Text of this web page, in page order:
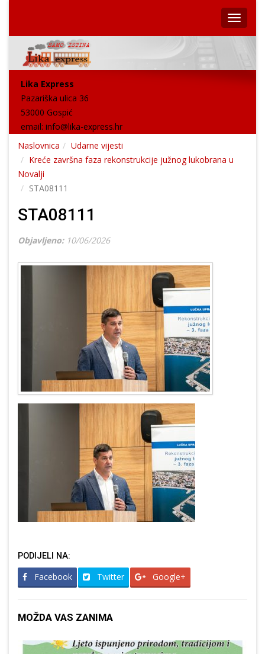
Lika Express
Pazariška ulica 36
53000 Gospić
email: info@lika-express.hr
Naslovnica
Udarne vijesti
Kreće završna faza rekonstrukcije južnog lukobrana u
Novalji
STA08111
STA08111
Objavljeno: 10/06/2026
PODIJELI NA:
Facebook Twitter Google+
MOŽDA VAS ZANIMA